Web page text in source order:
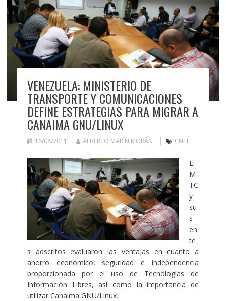
VENEZUELA: MINISTERIO DE
TRANSPORTE Y COMUNICACIONES
DEFINE ESTRATEGIAS PARA MIGRAR A
CANAIMA GNU/LINUX
16/08/2011 ALBERTO MARÍN MORÁN CNTI
El
M
TC
y
su
s
en
te
s adscritos evaluaron las ventajas en cuanto a
ahorro económico, seguridad e independencia
proporcionada por el uso de Tecnologías de
Información Libres, así como la importancia de
utilizar Canaima GNU/Linux.